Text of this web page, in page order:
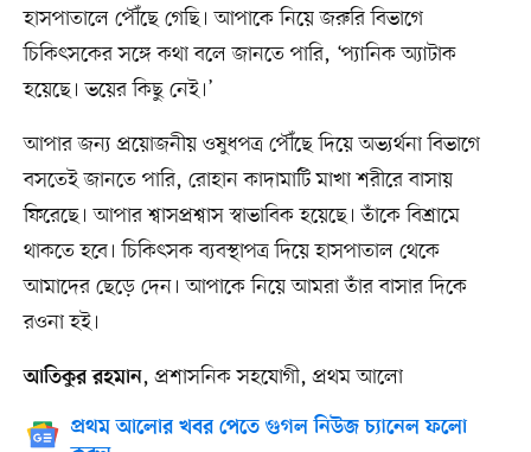
হাসপাতালে পৌঁছে গেছি। আপাকে নিয়ে জরুরি বিভাগে
চিকিৎসকের সঙ্গে কথা বলে জানতে পারি, ‘প্যানিক অ্যাটাক
হয়েছে। ভয়ের কিছু নেই।’
আপার জন্য প্রয়োজনীয় ওষুধপত্র পৌঁছে দিয়ে অভ্যর্থনা বিভাগে
বসতেই জানতে পারি, রোহান কাদামাটি মাখা শরীরে বাসায়
ফিরেছে। আপার শ্বাসপ্রশ্বাস স্বাভাবিক হয়েছে। তাঁকে বিশ্রামে
থাকতে হবে। চিকিৎসক ব্যবস্থাপত্র দিয়ে হাসপাতাল থেকে
আমাদের ছেড়ে দেন। আপাকে নিয়ে আমরা তাঁর বাসার দিকে
রওনা হই।
আতিকুর রহমান, প্রশাসনিক সহযোগী, প্রথম আলো
প্রথম আলোর খবর পেতে গুগল নিউজ চ্যানেল ফলো